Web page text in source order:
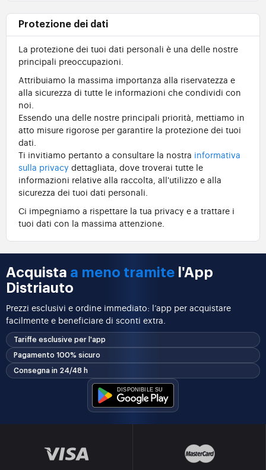
Protezione dei dati
La protezione dei tuoi dati personali è una delle nostre
principali preoccupazioni.
Attribuiamo la massima importanza alla riservatezza e
alla sicurezza di tutte le informazioni che condividi con
noi.
Essendo una delle nostre principali priorità, mettiamo in
atto misure rigorose per garantire la protezione dei tuoi
dati.
Ti invitiamo pertanto a consultare la nostra informativa
sulla privacy dettagliata, dove troverai tutte le
informazioni relative alla raccolta, all'utilizzo e alla
sicurezza dei tuoi dati personali.
Ci impegniamo a rispettare la tua privacy e a trattare i
tuoi dati con la massima attenzione.
Acquista a meno tramite l'App
Distriauto
Prezzi esclusivi e ordine immediato: l’app per acquistare
facilmente e beneficiare di sconti extra.
Tariffe esclusive per l'app
Pagamento 100% sicuro
Consegna in 24/48 h